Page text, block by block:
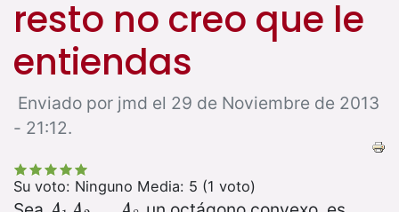
resto no creo que le
entiendas
Enviado por jmd el 29 de Noviembre de 2013
- 21:12.
Su voto: Ninguno Media: 5 (1 voto)